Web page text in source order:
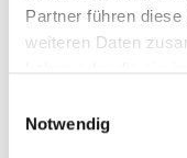
Partner führen
weiteren Daten
Notwendig
CAFÉ
+499772353